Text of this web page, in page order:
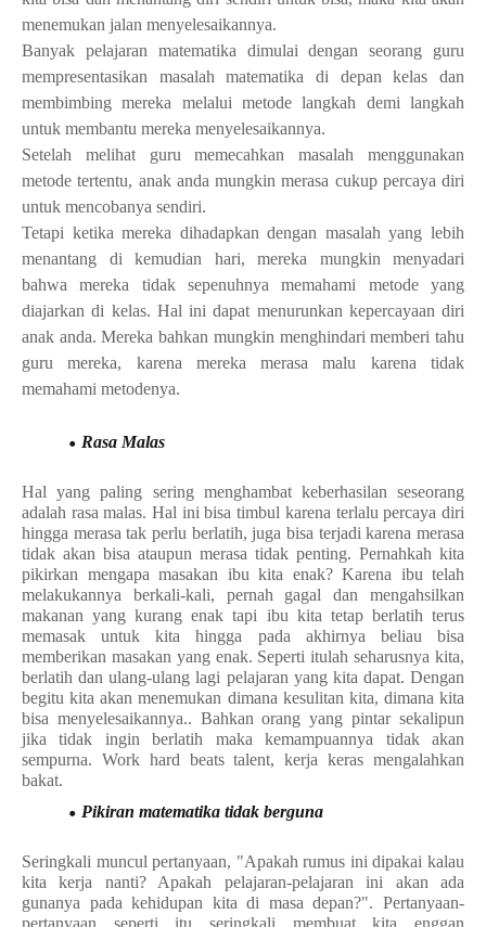
menemukan jalan menyelesaikannya.
Banyak pelajaran matematika dimulai dengan seorang guru
mempresentasikan masalah matematika di depan kelas dan
membimbing mereka melalui metode langkah demi langkah
untuk membantu mereka menyelesaikannya.
Setelah melihat guru memecahkan masalah menggunakan
metode tertentu, anak anda mungkin merasa cukup percaya diri
untuk mencobanya sendiri.
Tetapi ketika mereka dihadapkan dengan masalah yang lebih
menantang di kemudian hari, mereka mungkin menyadari
bahwa mereka tidak sepenuhnya memahami metode yang
diajarkan di kelas. Hal ini dapat menurunkan kepercayaan diri
anak anda. Mereka bahkan mungkin menghindari memberi tahu
guru mereka, karena mereka merasa malu karena tidak
memahami metodenya.
Rasa Malas
Hal yang paling sering menghambat keberhasilan seseorang
adalah rasa malas. Hal ini bisa timbul karena terlalu percaya diri
hingga merasa tak perlu berlatih, juga bisa terjadi karena merasa
tidak akan bisa ataupun merasa tidak penting. Pernahkah kita
pikirkan mengapa masakan ibu kita enak? Karena ibu telah
melakukannya berkali-kali, pernah gagal dan mengahsilkan
makanan yang kurang enak tapi ibu kita tetap berlatih terus
memasak untuk kita hingga pada akhirnya beliau bisa
memberikan masakan yang enak. Seperti itulah seharusnya kita,
berlatih dan ulang-ulang lagi pelajaran yang kita dapat. Dengan
begitu kita akan menemukan dimana kesulitan kita, dimana kita
bisa menyelesaikannya.. Bahkan orang yang pintar sekalipun
jika tidak ingin berlatih maka kemampuannya tidak akan
sempurna. Work hard beats talent, kerja keras mengalahkan
bakat.
Pikiran matematika tidak berguna
Seringkali muncul pertanyaan, "Apakah rumus ini dipakai kalau
kita kerja nanti? Apakah pelajaran-pelajaran ini akan ada
gunanya pada kehidupan kita di masa depan?". Pertanyaan-
pertanyaan seperti itu seringkali membuat kita enggan